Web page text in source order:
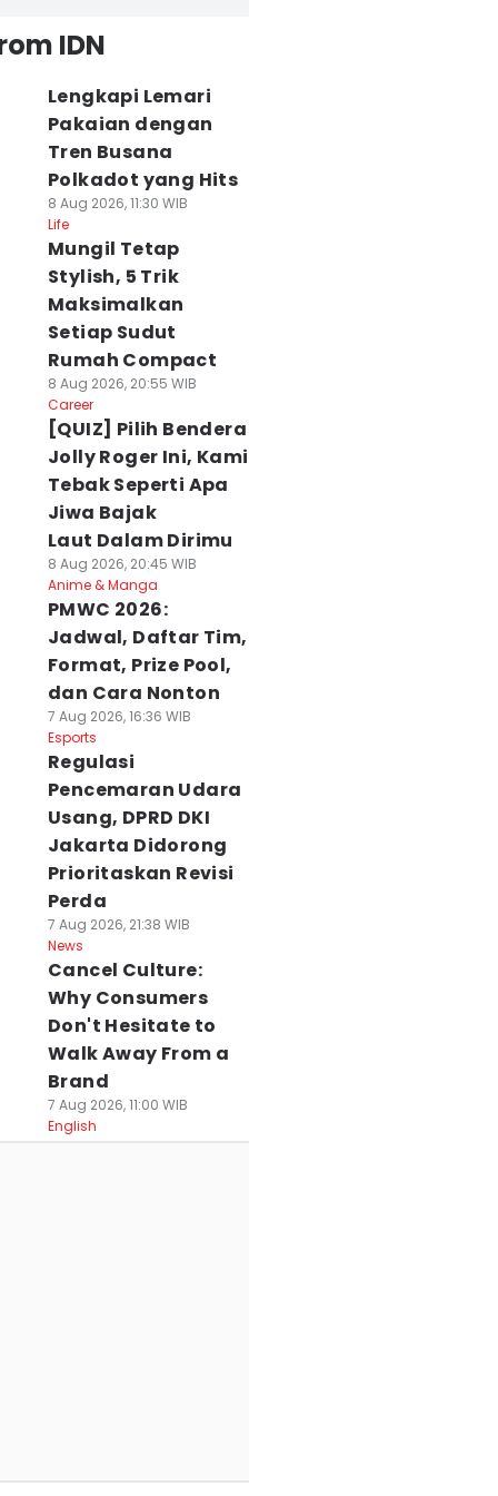
IDN
Lengkapi Lemari
Pakaian dengan
Tren Busana
Polkadot yang Hits
8 Aug 2026, 11:30 WIB
Life
Mungil Tetap
Stylish, 5 Trik
Maksimalkan
Setiap Sudut
Rumah Compact
8 Aug 2026, 20:55 WIB
Career
[QUIZ] Pilih Bendera
Jolly Roger Ini, Kami
Tebak Seperti Apa
Jiwa Bajak
Laut Dalam Dirimu
8 Aug 2026, 20:45 WIB
Anime & Manga
PMWC 2026:
Jadwal, Daftar Tim,
Format, Prize Pool,
dan Cara Nonton
7 Aug 2026, 16:36 WIB
Esports
Regulasi
Pencemaran Udara
Usang, DPRD DKI
Jakarta Didorong
Prioritaskan Revisi
Perda
7 Aug 2026, 21:38 WIB
News
Cancel Culture:
Why Consumers
Don't Hesitate to
Walk Away From a
Brand
7 Aug 2026, 11:00 WIB
English